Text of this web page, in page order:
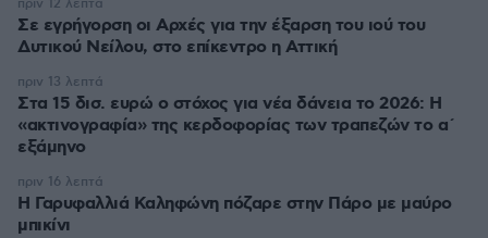
Σε εγρήγορση οι Αρχές για την έξαρση του ιού του
Δυτικού Νείλου, στο επίκεντρο η Αττική
πριν 12 λεπτά
Στα 15 δισ. ευρώ ο στόχος για νέα δάνεια το 2026: Η
«ακτινογραφία» της κερδοφορίας των τραπεζών το α΄
εξάμηνο
πριν 13 λεπτά
Η Γαρυφαλλιά Καληφώνη πόζαρε στην Πάρο με μαύρο
μπικίνι
πριν 16 λεπτά